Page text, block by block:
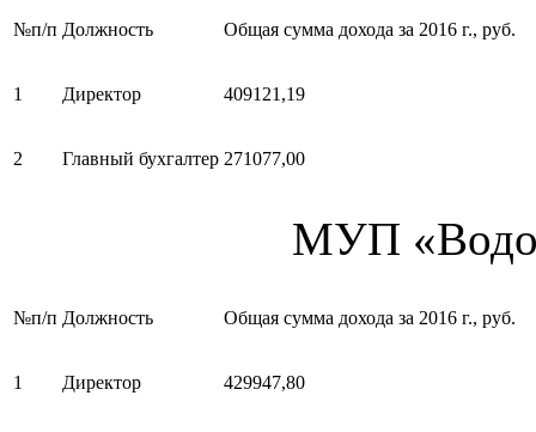
№п/п Должность Общая сумма дохода за 2016 г., руб.
1 Директор 409121,19
2 Главный бухгалтер 271077,00
МУП
№п/п Должность Общая сумма дохода за 2016 г., руб.
1 Директор 429947,80